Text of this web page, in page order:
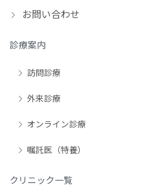
お問い合わせ
診療案内
訪問診療
外来診療
オンライン診療
嘱託医（特養）
クリニック一覧